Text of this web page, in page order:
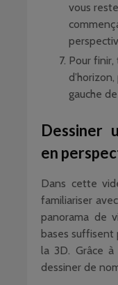
vous
Pour finir,
gauche
Dessiner
en
Dans cette
familiariser
panorama de
bases suffisent
la 3D. Grâce
dessiner de